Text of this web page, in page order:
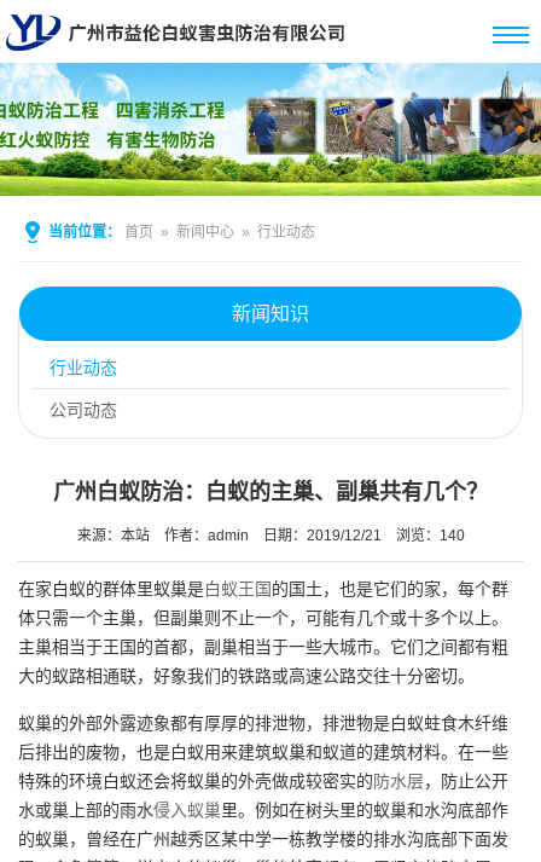
当前位置： 首页 » 新闻中心 » 行业动态
新闻知识
行业动态
公司动态
广州白蚁防治：白蚁的主巢、副巢共有几个？
来源：本站 作者：admin 日期：2019/12/21 浏览： 140
在家白蚁的群体里蚁巢是白蚁王国的国土，也是它们的家，每个群
体只需一个主巢，但副巢则不止一个，可能有几个或十多个以上。
主巢相当于王国的首都，副巢相当于一些大城市。它们之间都有粗
大的蚁路相通联，好象我们的铁路或高速公路交往十分密切。
蚁巢的外部外露迹象都有厚厚的排泄物，排泄物是白蚁蛀食木纤维
后排出的废物，也是白蚁用来建筑蚁巢和蚁道的建筑材料。在一些
特殊的环境白蚁还会将蚁巢的外壳做成较密实的防水层，防止公开
水或巢上部的雨水侵入蚁巢里。例如在树头里的蚁巢和水沟底部作
的蚁巢，曾经在广州越秀区某中学一栋教学楼的排水沟底部下面发